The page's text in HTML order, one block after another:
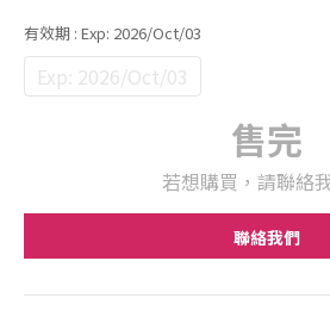
有效期 : Exp: 2026/Oct/03
Exp: 2026/Oct/03
售完
若想購買，請聯絡
聯絡我們